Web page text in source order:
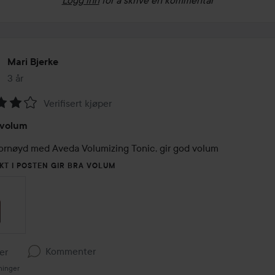
Mari Bjerke
3 år
Innlegget ble opprettet 3 år
Verifisert kjøper
I POSTEN GIR BRA VOLUM
Kommenter